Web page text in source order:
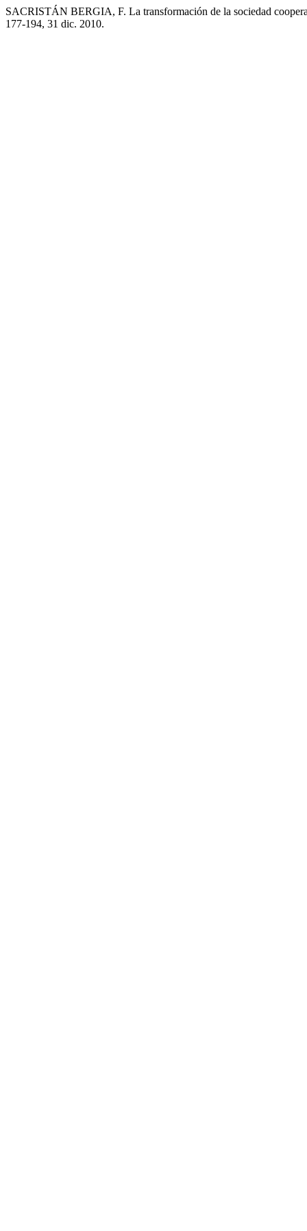
SACRISTÁN BERGIA, F. La transformación de la sociedad
177-194, 31 dic. 2010.